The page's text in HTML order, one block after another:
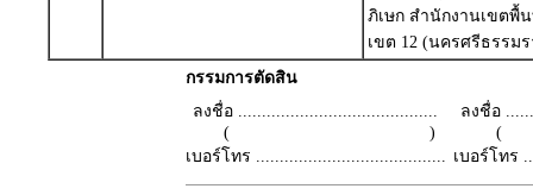
ภิเษก สำนักงานเขตพื้
เขต 12 (นครศรีธรรม
กรรมการตัดสิน
ลงชื่อ ..........................................
( )
เบอร์โทร ........................................
ลงชื่อ
เบอร์โทร